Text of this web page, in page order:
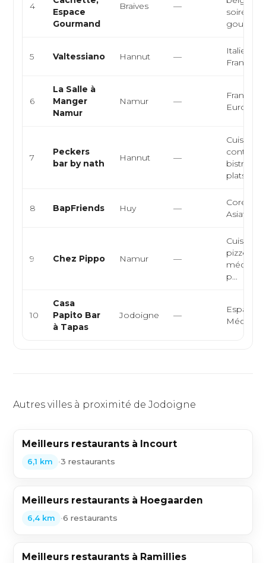
4
Espace
Gourmand
Braives —
soirées
5 Valtessiano Hannut —
Italienne,
Française
6
La Salle à
Manger
Namur
Namur —
7
Peckers
bar by nath
Hannut —
Cuisine
bistro
plats...
8 BapFriends Huy —
Asiatique
9 Chez Pippo Namur —
Cuisine
pizzeria,
p...
10
Casa
Papito Bar
à Tapas
Jodoigne —
Autres villes à proximité de Jodoigne
Meilleurs restaurants à Incourt
6,1 km •3 restaurants
Meilleurs restaurants à Hoegaarden
6,4 km •6 restaurants
Meilleurs restaurants à Ramillies